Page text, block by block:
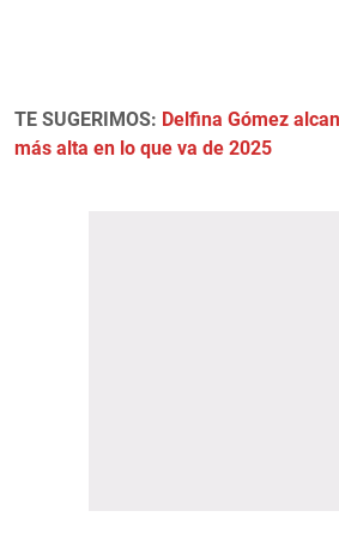
TE SUGERIMOS: Delfina Gómez
más alta en lo que va de 2025